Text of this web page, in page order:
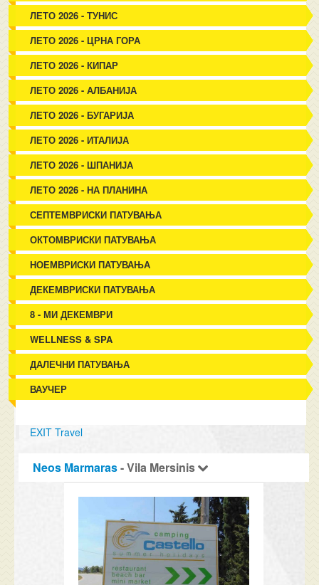
ЛЕТО 2026 - ТУНИС
ЛЕТО 2026 - ЦРНА ГОРА
ЛЕТО 2026 - КИПАР
ЛЕТО 2026 - АЛБАНИЈА
ЛЕТО 2026 - БУГАРИЈА
ЛЕТО 2026 - ИТАЛИЈА
ЛЕТО 2026 - ШПАНИЈА
ЛЕТО 2026 - НА ПЛАНИНА
СЕПТЕМВРИСКИ ПАТУВАЊА
ОКТОМВРИСКИ ПАТУВАЊА
НОЕМВРИСКИ ПАТУВАЊА
ДЕКЕМВРИСКИ ПАТУВАЊА
8 - МИ ДЕКЕМВРИ
WELLNESS & SPA
ДАЛЕЧНИ ПАТУВАЊА
ВАУЧЕР
EXIT Travel
Neos Marmaras- Vila Mersinis